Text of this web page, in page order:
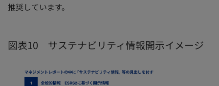
推奨しています。
図表10 サステナビリティ情報開示イメージ